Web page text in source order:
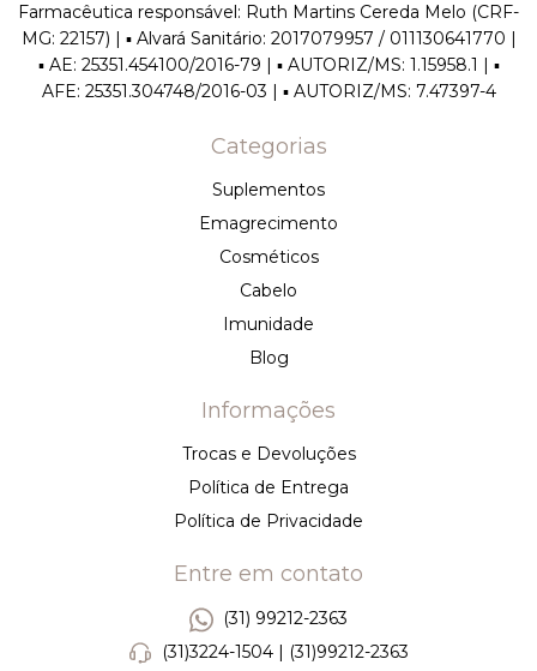
Farmacêutica responsável: Ruth Martins Cereda Melo (CRF-
MG: 22157) | ▪︎ Alvará Sanitário: 2017079957 / 011130641770 |
▪︎ AE: 25351.454100/2016-79 | ▪︎ AUTORIZ/MS: 1.15958.1 | ▪︎
AFE: 25351.304748/2016-03 | ▪︎ AUTORIZ/MS: 7.47397-4
Categorias
Suplementos
Emagrecimento
Cosméticos
Cabelo
Imunidade
Blog
Informações
Trocas e Devoluções
Política de Entrega
Política de Privacidade
Entre em contato
(31) 99212-2363
(31)3224-1504 | (31)99212-2363